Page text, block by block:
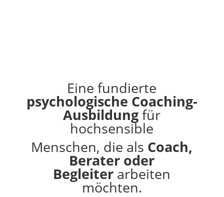
Eine fundierte
psychologische Coaching-
Ausbildungfür
hochsensible
Menschen, die als Coach,
Berater oder
Begleiter arbeiten
möchten.